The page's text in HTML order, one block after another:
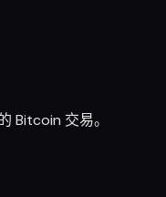
Bitcoin 交易。